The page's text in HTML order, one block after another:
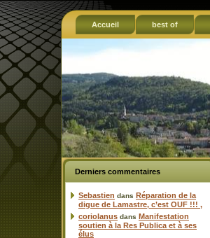
Accueil best of
Derniers commentaires
Sebastien dans Réparation de la
digue de Lamastre, c’est OUF !!! ,
coriolanus dans Manifestation
soutien à la Res Publica et à ses
élus